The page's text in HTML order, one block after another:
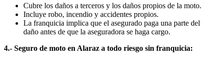
Cubre los daños a terceros y los daños propios de la moto.
Incluye robo, incendio y accidentes propios.
La franquicia implica que el asegurado paga una parte del
daño antes de que la aseguradora se haga cargo.
4.- Seguro de moto en Alaraz a todo riesgo sin franquicia: